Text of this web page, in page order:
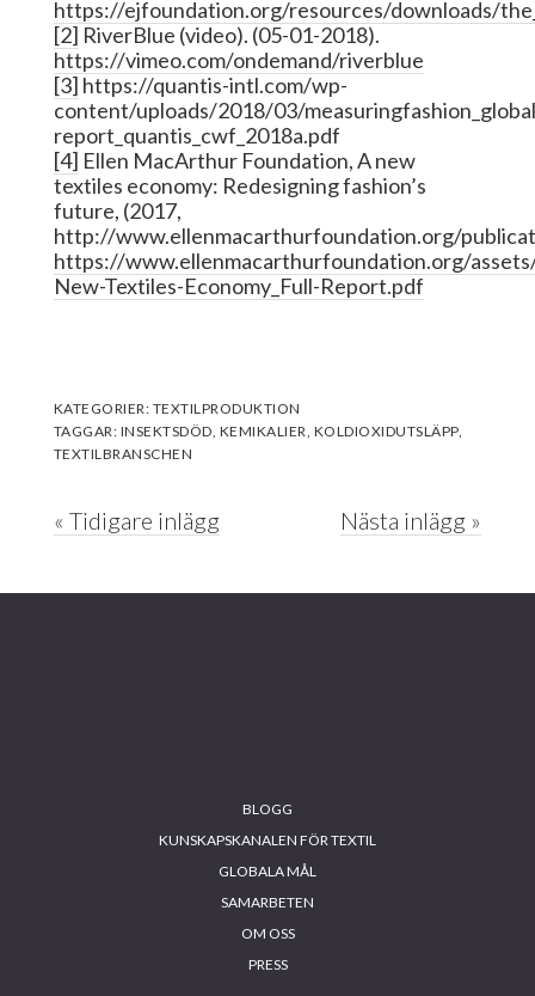
https://ejfoundation.org/resources/downloads/
[2] RiverBlue (video). (05-01-2018).
https://vimeo.com/ondemand/riverblue
[3] https://quantis-intl.com/wp-
content/uploads/2018/03/
report_quantis_cwf_2018a.pdf
[4] Ellen MacArthur Foundation, A new
textiles economy: Redesigning fashion’s
future, (2017,
http://www.ellenmacarthurfoundation.org/
https://www.ellenmacarthurfoundation.org/
New-Textiles-Economy_Full-Report.pdf
KATEGORIER: TEXTILPRODUKTION
TAGGAR: INSEKTSDÖD KEMIKALIER KOLDIOXIDUTSLÄPP,
TEXTILBRANSCHEN
« Tidigare inlägg Nästa inlägg »
BLOGG
KUNSKAPSKANALEN FÖR TEXTIL
GLOBALA MÅL
SAMARBETEN
OM OSS
PRESS